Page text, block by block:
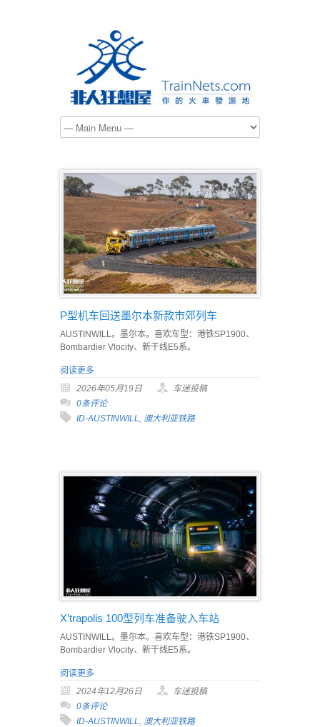
P型机车回送墨尔本新款市郊列车
AUSTINWILL。墨尔本。喜欢车型：港铁SP1900、
Bombardier Vlocity、新干线E5系。
阅读更多
2026年05月19日
车迷投稿
0条评论
ID-AUSTINWILL, 澳大利亚铁路
X’trapolis 100型列车准备驶入车站
AUSTINWILL。墨尔本。喜欢车型：港铁SP1900、
Bombardier Vlocity、新干线E5系。
阅读更多
2024年12月26日
车迷投稿
0条评论
ID-AUSTINWILL
澳大利亚铁路